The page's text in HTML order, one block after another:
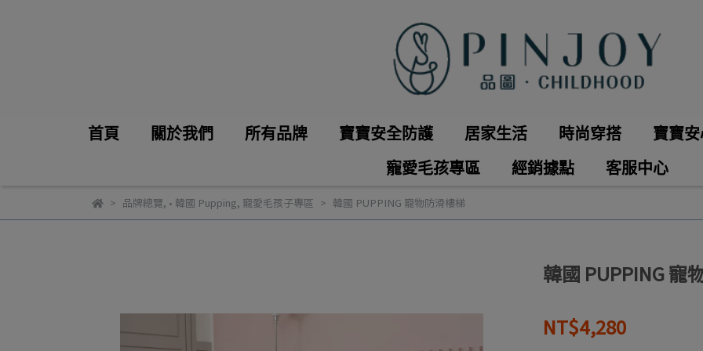
首頁 關於我們 所有品牌 寶寶安全防護 居家生活 時尚穿搭
寶寶
寵愛毛孩專區
經銷據點 客服中心
品牌總覽, • 韓國 Pupping, 寵愛毛孩子專區 韓國 PUPPING 寵物防滑樓梯
韓國 PUPPING 寵
NT$4,280